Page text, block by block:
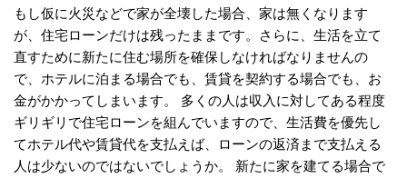
もし仮に火災などで家が全壊した場合、家は無くなります
が、住宅ローンだけは残ったままです。さらに、生活を立て
直すために新たに住む場所を確保しなければなりませんの
で、ホテルに泊まる場合でも、賃貸を契約する場合でも、お
金がかかってしまいます。 多くの人は収入に対してある程度
ギリギリで住宅ローンを組んでいますので、生活費を優先し
てホテル代や賃貸代を支払えば、ローンの返済まで支払える
人は少ないのではないでしょうか。 新たに家を建てる場合で